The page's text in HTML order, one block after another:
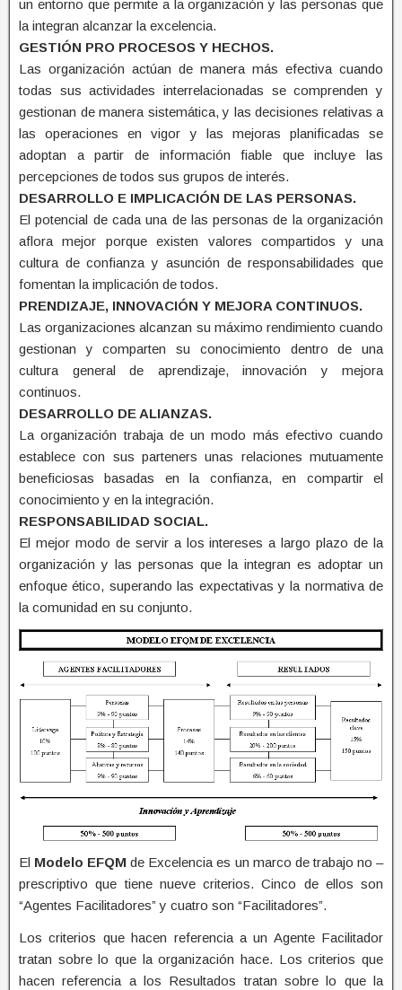
un entorno que permite a la organización y las personas que
la integran alcanzar la excelencia.
GESTIÓN PRO PROCESOS Y HECHOS.
Las organización actúan de manera más efectiva cuando
todas sus actividades interrelacionadas se comprenden y
gestionan de manera sistemática, y las decisiones relativas a
las operaciones en vigor y las mejoras planificadas se
adoptan a partir de información fiable que incluye las
percepciones de todos sus grupos de interés.
DESARROLLO E IMPLICACIÓN DE LAS PERSONAS.
El potencial de cada una de las personas de la organización
aflora mejor porque existen valores compartidos y una
cultura de confianza y asunción de responsabilidades que
fomentan la implicación de todos.
PRENDIZAJE, INNOVACIÓN Y MEJORA CONTINUOS.
Las organizaciones alcanzan su máximo rendimiento cuando
gestionan y comparten su conocimiento dentro de una
cultura general de aprendizaje, innovación y mejora
continuos.
DESARROLLO DE ALIANZAS.
La organización trabaja de un modo más efectivo cuando
establece con sus parteners unas relaciones mutuamente
beneficiosas basadas en la confianza, en compartir el
conocimiento y en la integración.
RESPONSABILIDAD SOCIAL.
El mejor modo de servir a los intereses a largo plazo de la
organización y las personas que la integran es adoptar un
enfoque ético, superando las expectativas y la normativa de
la comunidad en su conjunto.
El Modelo EFQM de Excelencia es un marco de trabajo no –
prescriptivo que tiene nueve criterios. Cinco de ellos son
“Agentes Facilitadores” y cuatro son “Facilitadores”.
Los criterios que hacen referencia a un Agente Facilitador
tratan sobre lo que la organización hace. Los criterios que
hacen referencia a los Resultados tratan sobre lo que la